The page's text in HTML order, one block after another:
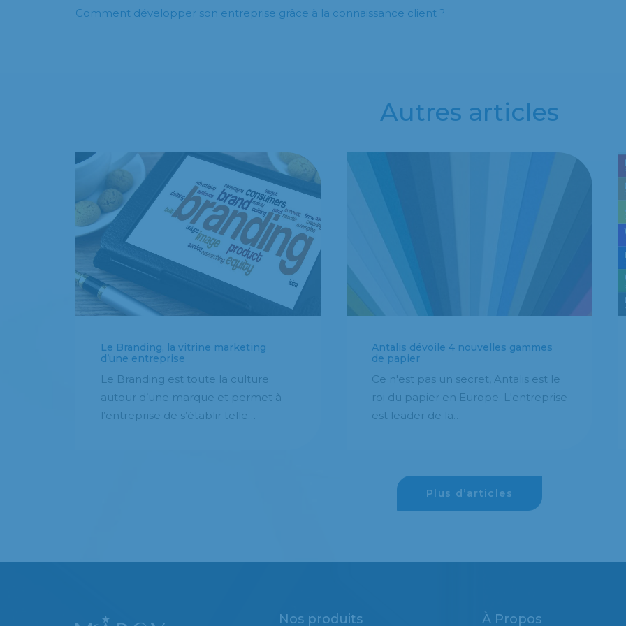
Comment développer son entreprise grâce à la connaissance client ?
Autres articles
Le Branding, la vitrine marketing
d’une entreprise
Le Branding est toute la culture
autour d’une marque et permet à
l’entreprise de s’établir telle…
Antalis dévoile 4 nouvelles gammes
de papier
Ce n'est pas un secret, Antalis est le
roi du papier en Europe. L'entreprise
est leader de la…
Plus d’articles
Nos produits À Propos